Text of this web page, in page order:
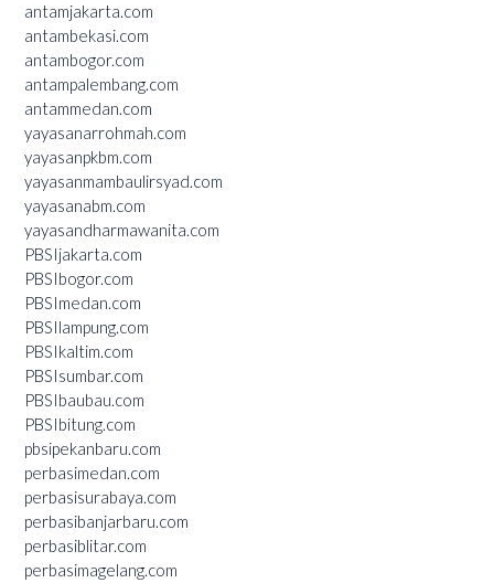
antamjakarta.com
antambekasi.com
antambogor.com
antampalembang.com
antammedan.com
yayasanarrohmah.com
yayasanpkbm.com
yayasanmambaulirsyad.com
yayasanabm.com
yayasandharmawanita.com
PBSIjakarta.com
PBSIbogor.com
PBSImedan.com
PBSIlampung.com
PBSIkaltim.com
PBSIsumbar.com
PBSIbaubau.com
PBSIbitung.com
pbsipekanbaru.com
perbasimedan.com
perbasisurabaya.com
perbasibanjarbaru.com
perbasiblitar.com
perbasimagelang.com